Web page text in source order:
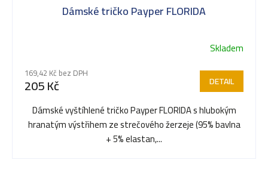
Dámské tričko Payper FLORIDA
Skladem
169,42 Kč bez DPH
205 Kč DETAIL
Dámské vyštíhlené tričko Payper FLORIDA s hlubokým
hranatým výstřihem ze strečového žerzeje (95% bavlna
+ 5% elastan,...